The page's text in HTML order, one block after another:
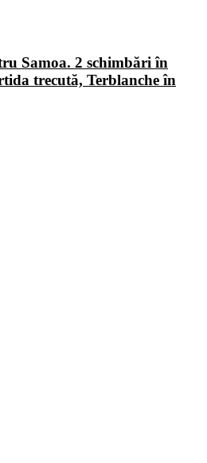
Samoa. 2 schimbări în
trecută, Terblanche în